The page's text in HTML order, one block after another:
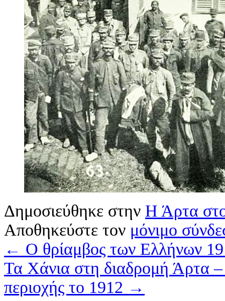
Δημοσιεύθηκε στην Η Άρτα
Αποθηκεύστε τον μόνιμο
← Ο θρίαμβος των Ελλήνων
Τα Χάνια στη διαδρομή Άρτα –
περιοχής το 1912 →